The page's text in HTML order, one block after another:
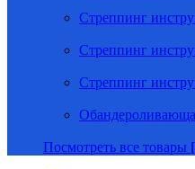
Стреппинг
Стреппинг
Стреппинг
Посмотреть все товары